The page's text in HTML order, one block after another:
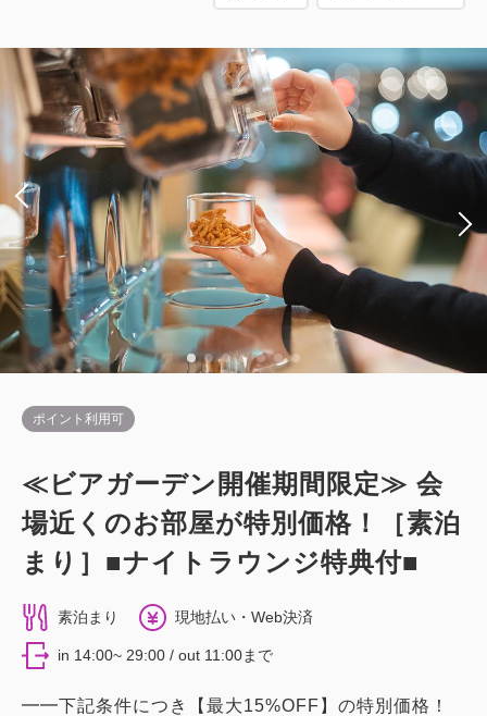
ポイント利用可
≪ビアガーデン開催期間限定≫ 会
場近くのお部屋が特別価格！［素泊
まり］■ナイトラウンジ特典付■
素泊まり 現地払い・Web決済
in 14:00~ 29:00 / out 11:00まで
━━下記条件につき【最大15%OFF】の特別価格！